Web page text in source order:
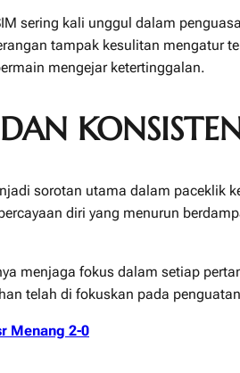
sering kali unggul dalam
tampak kesulitan mengatur
mengejar ketertinggalan.
sorotan utama dalam paceklik
diri yang menurun
menjaga fokus dalam setiap
telah di fokuskan pada
Menang 2-0